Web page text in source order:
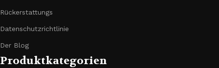
Rückerstattungs
Datenschutzrichtlinie
Der Blog
Produktkategorien